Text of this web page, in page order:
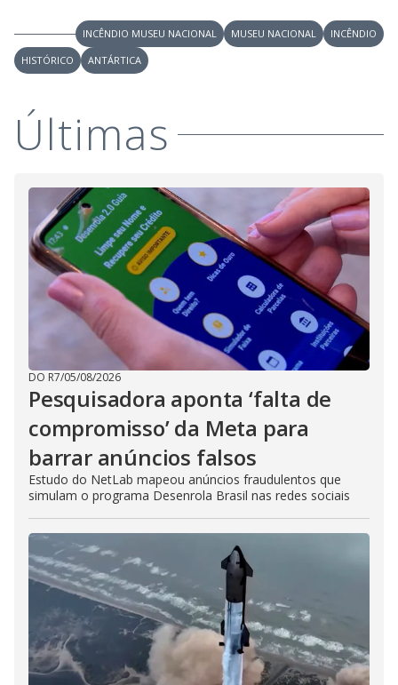
INCÊNDIO MUSEU NACIONAL MUSEU NACIONAL
INCÊNDIO
HISTÓRICO
ANTÁRTICA
Últimas
DO R7/05/08/2026
Pesquisadora aponta ‘falta de
compromisso’ da Meta para
barrar anúncios falsos
Estudo do NetLab mapeou anúncios fraudulentos que
simulam o programa Desenrola Brasil nas redes sociais